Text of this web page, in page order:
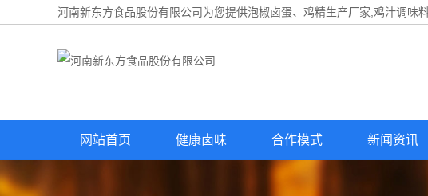
河南新东方食品股份有限公司为您提供泡椒卤蛋、鸡精生产厂家,鸡汁调味
网站首页 健康卤味 合作模式 新闻资讯